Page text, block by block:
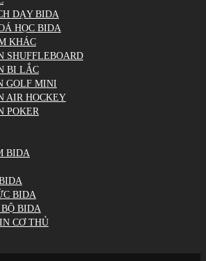
DẠY BIDA
HỌC BIDA
KHÁC
SHUFFLEBOARD
BI LẮC
GOLF MINI
AIR HOCKEY
POKER
BIDA
BIDA
BIDA
CƠ THỦ